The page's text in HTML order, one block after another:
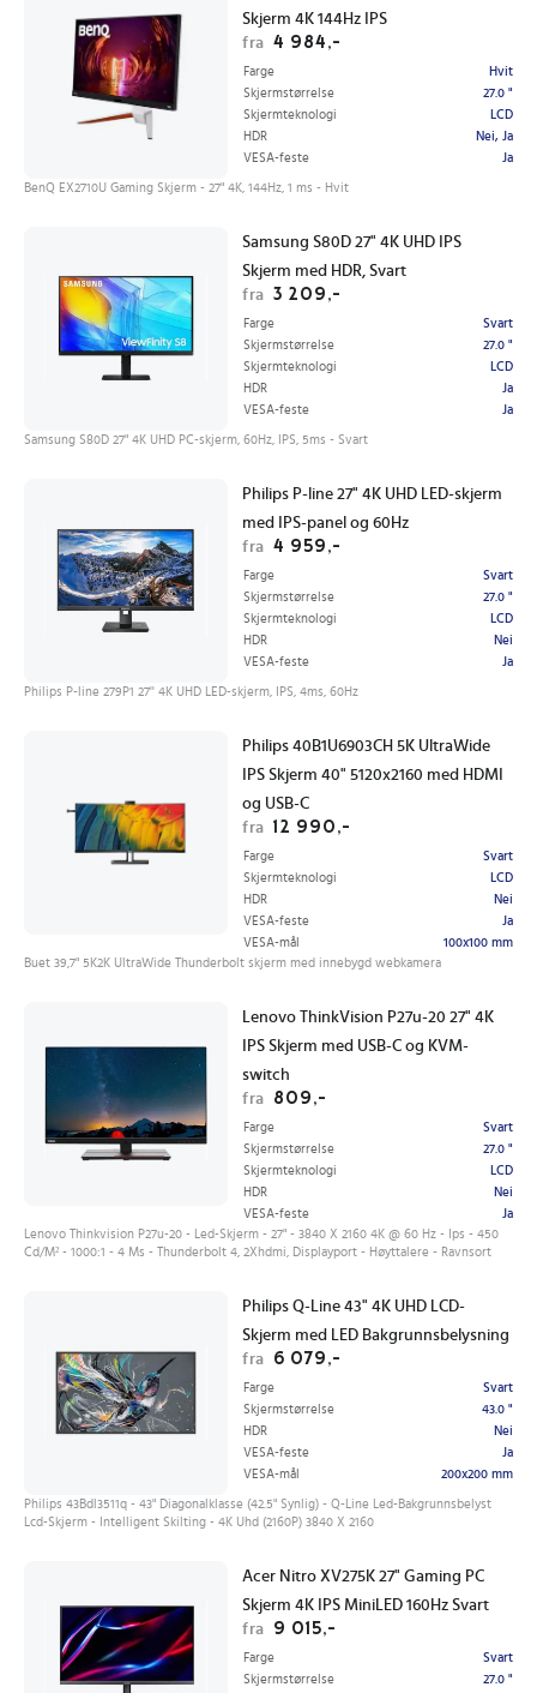
Skjerm 4K 144Hz IPS
fra 4 984,-
Farge
Hvit
Skjermstørrelse
27.0 "
Skjermteknologi
LCD
HDR
Nei, Ja
VESA-feste
Ja
BenQ EX2710U Gaming Skjerm - 27" 4K, 144Hz, 1 ms - Hvit
Samsung S80D 27" 4K UHD IPS
Skjerm med HDR, Svart
fra 3 209,-
Farge
Svart
Skjermstørrelse
27.0 "
Skjermteknologi
LCD
HDR
Ja
VESA-feste
Ja
Samsung S80D 27" 4K UHD PC-skjerm, 60Hz, IPS, 5ms - Svart
Philips P-line 27" 4K UHD LED-skjerm
med IPS-panel og 60Hz
fra 4 959,-
Farge
Svart
Skjermstørrelse
27.0 "
Skjermteknologi
LCD
HDR
Nei
VESA-feste
Ja
Philips P-line 279P1 27'' 4K UHD LED-skjerm, IPS, 4ms, 60Hz
Philips 40B1U6903CH 5K UltraWide
IPS Skjerm 40" 5120x2160 med HDMI
og USB-C
fra 12 990,-
Farge
Svart
Skjermteknologi
LCD
HDR
Nei
VESA-feste
Ja
VESA-mål
100x100 mm
Buet 39,7" 5K2K UltraWide Thunderbolt skjerm med innebygd webkamera
Lenovo ThinkVision P27u-20 27" 4K
IPS Skjerm med USB-C og KVM-
switch
fra
809,-
Farge
Svart
Skjermstørrelse
27.0 "
Skjermteknologi
LCD
HDR
Nei
VESA-feste
Ja
Lenovo Thinkvision P27u-20 - Led-Skjerm - 27" - 3840 X 2160 4K @ 60 Hz - Ips - 450
Cd/M² - 1000:1 - 4 Ms - Thunderbolt 4, 2Xhdmi, Displayport - Høyttalere - Ravnsort
Philips Q-Line 43" 4K UHD LCD-
Skjerm med LED Bakgrunnsbelysning
fra
6 079,-
Farge
Svart
Skjermstørrelse
43.0 "
HDR
Nei
VESA-feste
Ja
VESA-mål
200x200 mm
Philips 43Bdl3511q - 43" Diagonalklasse (42.5" Synlig) - Q-Line Led-Bakgrunnsbelyst
Lcd-Skjerm - Intelligent Skilting - 4K Uhd (2160P) 3840 X 2160
Acer Nitro XV275K 27" Gaming PC
Skjerm 4K IPS MiniLED 160Hz Svart
fra
9 015,-
Farge
Svart
Skjermstørrelse
27.0 "